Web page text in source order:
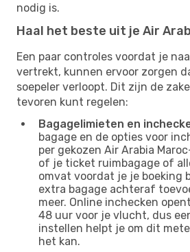
nodig is.
Haal het beste uit je Air
Een paar controles voordat je
vertrekt, kunnen ervoor zorgen
soepeler verloopt. Dit zijn de
tevoren kunt regelen:
Bagagelimieten en
bagage en de opties voor
per gekozen Air Arabia
of je ticket ruimbagage of
omvat voordat je je boeking
extra bagage achteraf
meer. Online inchecken
48 uur voor je vlucht, dus
instellen helpt je om dit
het kan.